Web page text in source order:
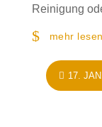
Reinigung
mehr lesen
17.